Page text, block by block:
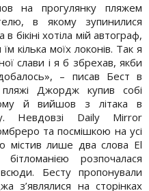
на прогулянку пляжем
в якому зупинилися
бікіні хотіла мій автограф,
кілька моїх локонів. Так я
слави і я б збрехав, якби
– писав Бест в
Джордж купив собі
й вийшов з літака в
Невдовзі Daily Mirror
та посмішкою на усі
містив лише два слова El
розпочалася
Бесту пропонували
з’являлися на сторінках